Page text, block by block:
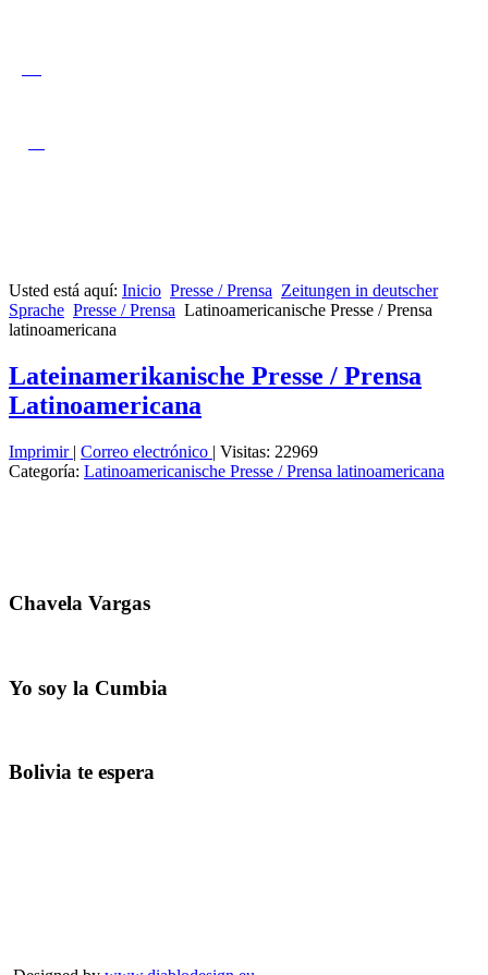
Usted está aquí: Inicio Presse / Prensa Zeitungen in deutscher
Sprache Presse / Prensa Latinoamericanische Presse / Prensa
latinoamericana
Lateinamerikanische Presse / Prensa
Latinoamericana
Imprimir | Correo electrónico | Visitas: 22969
Categoría: Latinoamericanische Presse / Prensa latinoamericana
Chavela Vargas
Yo soy la Cumbia
Bolivia te espera